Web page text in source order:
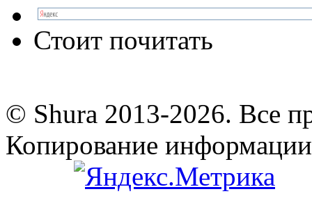
Стоит почитать
© Shura 2013-2026. Все
Копирование